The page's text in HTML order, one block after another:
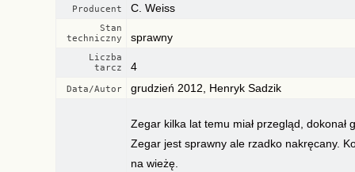
Producent C. Weiss
Stan
techniczny
sprawny
Liczba
tarcz
4
Data/Autor grudzień 2012, Henryk Sadzik
Zegar kilka lat temu miał przegląd,
Zegar jest sprawny ale rzadko nakręcany.
na wieżę.